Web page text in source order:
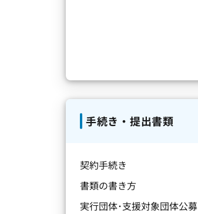
手続き・提出書類
契約手続き
書類の書き方
実行団体･支援対象団体公募